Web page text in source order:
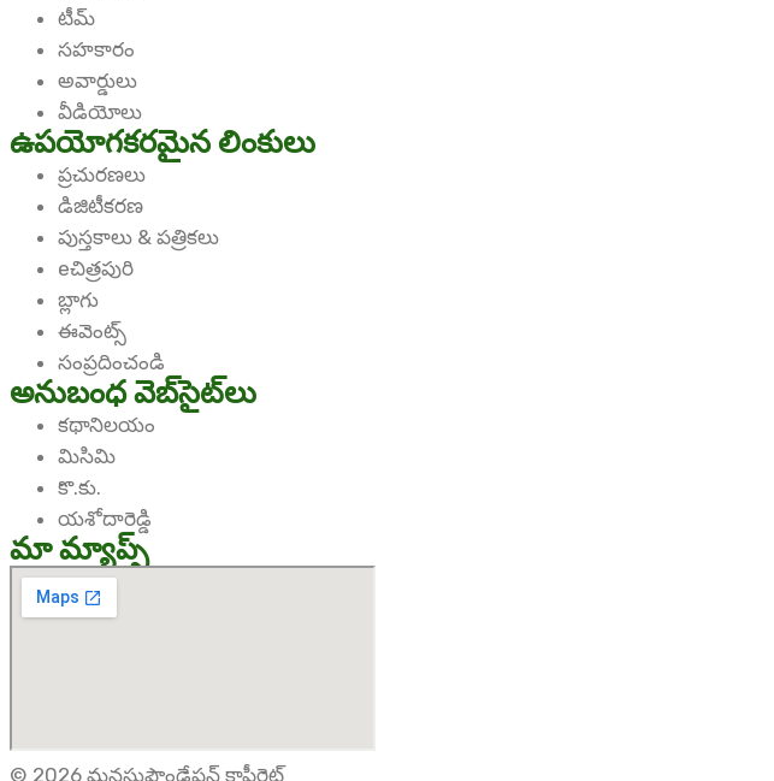
టీమ్
సహకారం
అవార్డులు
వీడియోలు
ఉపయోగకరమైన లింకులు
ప్రచురణలు
డిజిటీకరణ
పుస్తకాలు & పత్రికలు
eచిత్రపురి
బ్లాగు
ఈవెంట్స్
సంప్రదించండి
అనుబంధ వెబ్‌సైట్‌లు
కథానిలయం
మిసిమి
కొ.కు.
యశోదారెడ్డి
మా మ్యాప్స్
© 2026 మనసుఫౌండేషన్ కాపీరైట్